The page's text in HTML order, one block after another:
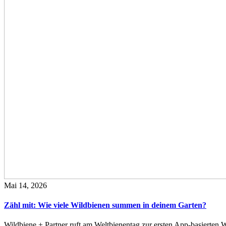
Mai 14, 2026
Zähl mit: Wie viele Wildbienen summen in deinem Garten?